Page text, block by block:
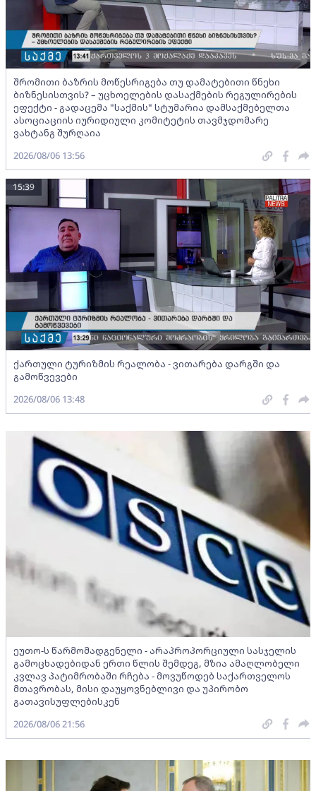
შრომითი ბაზრის მოწესრიგება თუ დამატებითი წნეხი
ბიზნესისთვის? – უცხოელების დასაქმების რეგულირების
ეფექტი - გადაცემა "საქმის" სტუმარია დამსაქმებელთა
ასოციაციის იურიდიული კომიტეტის თავმჯდომარე
ვახტანგ შურღაია
2026/08/06 13:56
ქართული ტურიზმის რეალობა - ვითარება დარგში და
გამოწვევები
15:39
2026/08/06 13:48
ეუთო-ს წარმომადგენელი - არაპროპორციული სასჯელის
გამოცხადებიდან ერთი წლის შემდეგ, მზია ამაღლობელი
კვლავ პატიმრობაში რჩება - მოვუწოდებ საქართველოს
მთავრობას, მისი დაუყოვნებლივი და უპირობო
გათავისუფლებისკენ
2026/08/06 21:56